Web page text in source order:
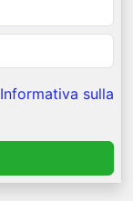
Informativa sulla